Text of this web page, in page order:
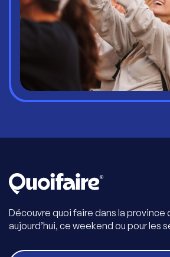
Découvre quoi faire dans la province
aujourd’hui, ce weekend ou pour les